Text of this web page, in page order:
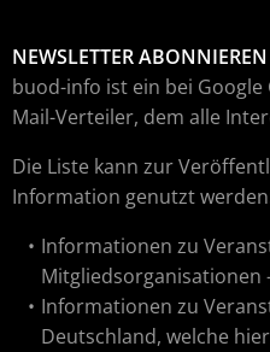
NEWSLETTER ABONNIEREN
buod-info ist ein bei
Mail-Verteiler, dem alle
Die Liste kann zur
Information genutzt
Informationen zu
Mitgliedsorganisationen
Informationen zu
Deutschland, welche